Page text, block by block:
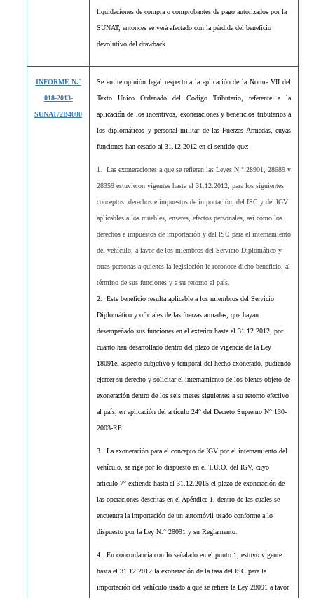
liquidaciones de compra o comprobantes de pago autorizados por la
SUNAT, entonces se verá afectado con la pérdida del beneficio
devolutivo del drawback.
INFORME N.°
018-2013-
SUNAT/2B4000
Se emite opinión legal respecto a la aplicación de la Norma VII del
Texto Unico Ordenado del Código Tributario, referente a la
aplicación de los incentivos, exoneraciones y beneficios tributarios a
los diplomáticos y personal militar de las Fuerzas Armadas, cuyas
funciones han cesado al 31.12.2012 en el sentido que:
1. Las exoneraciones a que se refieren las Leyes N.° 28901, 28689 y
28359 estuvieron vigentes hasta el 31.12.2012, para los siguientes
conceptos: derechos e impuestos de importación, del ISC y del lGV
aplicables a los muebles, enseres, efectos personales, así como los
derechos e impuestos de importación y del lSC para el internamiento
del vehículo, a favor de los miembros del Servicio Diplomático y
otras personas a quienes la legislación le reconoce dicho beneficio, al
término de sus funciones y a su retorno al país.
2. Este beneficio resulta aplicable a los miembros del Servicio
Diplomático y oficiales de las fuerzas armadas, que hayan
desempeñado sus funciones en el exterior hasta el 31.12.2012, por
cuanto han desarrollado dentro del plazo de vigencia de la Ley
18091el aspecto subjetivo y temporal del hecho exonerado, pudiendo
ejercer su derecho y solicitar el internamiento de los bienes objeto de
exoneración dentro de los seis meses siguientes a su retorno efectivo
al país, en aplicación del artículo 24° del Decreto Supremo N° 130-
2003-RE.
3. La exoneración para el concepto de IGV por el internamiento del
vehículo, se rige por lo dispuesto en el T.U.O. del IGV, cuyo
articulo 7° extiende hasta el 31.12.2015 el plazo de exoneración de
las operaciones descritas en el Apéndice 1, dentro de las cuales se
encuentra la importación de un automóvil usado conforme a lo
dispuesto por la Ley N.° 28091 y su Reglamento.
4. En concordancia con lo señalado en el punto 1, estuvo vigente
hasta el 31.12.2012 la exoneración de la tasa del ISC para la
importación del vehículo usado a que se refiere la Ley 28091 a favor